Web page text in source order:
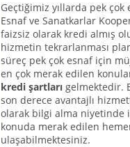
Geçtiğimiz yıllarda pek
Esnaf ve Sanatkarlar
faizsiz olarak kredi almış
hizmetin tekrarlanması
süreç pek çok esnaf için
en çok merak edilen
kredi şartları gelmektedir.
son derece avantajlı
olarak bilgi alma niyetinde
konuda merak edilen
ulaşabilmektesiniz.